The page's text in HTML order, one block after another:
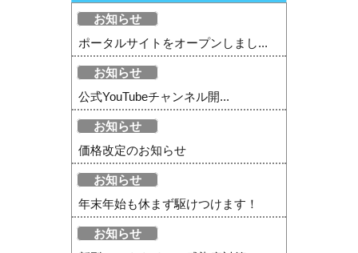
お知らせ
ポータルサイトをオープンしまし...
お知らせ
公式YouTubeチャンネル開...
お知らせ
価格改定のお知らせ
お知らせ
年末年始も休まず駆けつけます！
お知らせ